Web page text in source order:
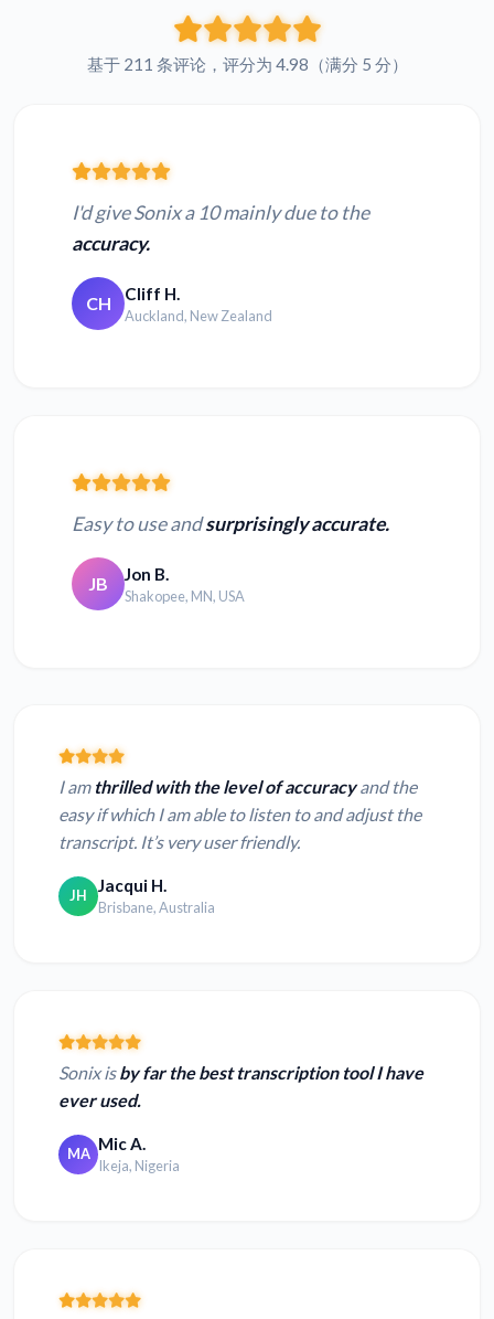
基于 211 条评论，评分为 4.98（满分 5 分）
I'd give Sonix a 10 mainly due to the
accuracy.
CH Cliff H.
Auckland, New Zealand
Easy to use andsurprisingly accurate.
JB Jon B.
Shakopee, MN, USA
I am thrilled with the level of accuracyand the
easy if which I am able to listen to and adjust the
transcript. It’s very user friendly.
JH Jacqui H.
Brisbane, Australia
Sonix isby far the best transcription tool I have
ever used.
MA Mic A.
Ikeja, Nigeria